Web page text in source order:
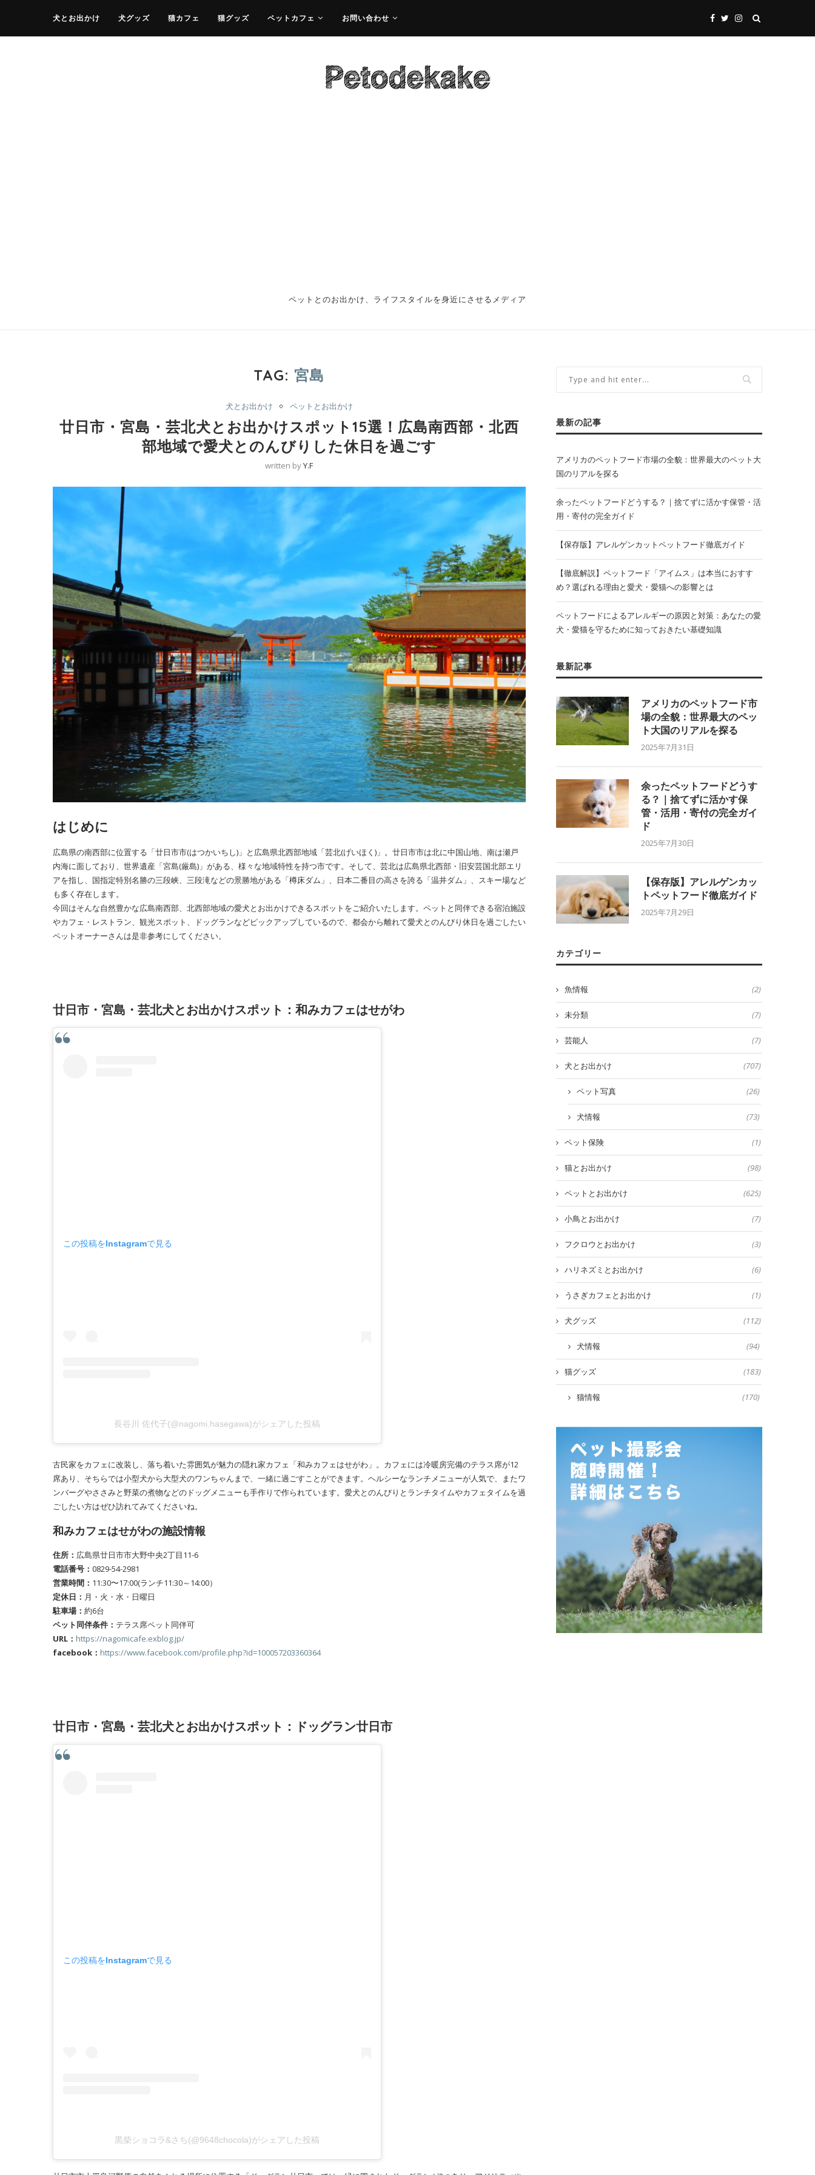
犬とお出かけ 犬グッズ 猫カフェ 猫グッズ ペットカフェ お問い合わせ
ペットとのお出かけ、ライフスタイルを身近にさせるメディア
TAG: 宮島
犬とお出かけ ペットとお出かけ
廿日市・宮島・芸北犬とお出かけスポット15選！広島南西部・北西
部地域で愛犬とのんびりした休日を過ごす
written byY.F
はじめに
広島県の南西部に位置する「廿日市市(はつかいちし)」と広島県北西部地域「芸北(げいほく)」。廿日市市は北に中国山地、南は瀬戸
内海に面しており、世界遺産「宮島(厳島)」がある、様々な地域特性を持つ市です。そして、芸北は広島県北西部・旧安芸国北部エリ
アを指し、国指定特別名勝の三段峡、三段滝などの景勝地がある「樽床ダム」、日本二番目の高さを誇る「温井ダム」、スキー場など
も多く存在します。
今回はそんな自然豊かな広島南西部、北西部地域の愛犬とお出かけできるスポットをご紹介いたします。ペットと同伴できる宿泊施設
やカフェ・レストラン、観光スポット、ドッグランなどピックアップしているので、都会から離れて愛犬とのんびり休日を過ごしたい
ペットオーナーさんは是非参考にしてください。
廿日市・宮島・芸北犬とお出かけスポット：和みカフェはせがわ
この投稿をInstagramで見る
長谷川 佐代子(@nagomi.hasegawa)がシェアした投稿
古民家をカフェに改装し、落ち着いた雰囲気が魅力の隠れ家カフェ「和みカフェはせがわ」。カフェには冷暖房完備のテラス席が12
席あり、そちらでは小型犬から大型犬のワンちゃんまで、一緒に過ごすことができます。ヘルシーなランチメニューが人気で、またワ
ンバーグやささみと野菜の煮物などのドッグメニューも手作りで作られています。愛犬とのんびりとランチタイムやカフェタイムを過
ごしたい方はぜひ訪れてみてくださいね。
和みカフェはせがわの施設情報
住所： 広島県廿日市市大野中央2丁目11-6
電話番号： 0829-54-2981
営業時間： 11:30〜17:00(ランチ11:30～14:00）
定休日： 月・火・水・日曜日
駐車場： 約6台
ペット同伴条件： テラス席ペット同伴可
URL： https://nagomicafe.exblog.jp/
facebook： https://www.facebook.com/profile.php?id=100057203360364
廿日市・宮島・芸北犬とお出かけスポット：ドッグラン廿日市
この投稿をInstagramで見る
黒柴ショコラ&さち(@9648chocola)がシェアした投稿
最新の記事
アメリカのペットフード市場の全貌：世界最大のペット大
国のリアルを探る
余ったペットフードどうする？｜捨てずに活かす保管・活
用・寄付の完全ガイド
【保存版】アレルゲンカットペットフード徹底ガイド
【徹底解説】ペットフード「アイムス」は本当におすす
め？選ばれる理由と愛犬・愛猫への影響とは
ペットフードによるアレルギーの原因と対策：あなたの愛
犬・愛猫を守るために知っておきたい基礎知識
最新記事
アメリカのペットフード市
場の全貌：世界最大のペッ
ト大国のリアルを探る
2025年7月31日
余ったペットフードどうす
る？｜捨てずに活かす保
管・活用・寄付の完全ガイ
ド
2025年7月30日
【保存版】アレルゲンカッ
トペットフード徹底ガイド
2025年7月29日
カテゴリー
魚情報 (2)
未分類 (7)
芸能人 (7)
犬とお出かけ (707)
ペット写真 (26)
犬情報 (73)
ペット保険 (1)
猫とお出かけ (98)
ペットとお出かけ (625)
小鳥とお出かけ (7)
フクロウとお出かけ (3)
ハリネズミとお出かけ (6)
うさぎカフェとお出かけ (1)
犬グッズ (112)
犬情報 (94)
猫グッズ (183)
猫情報 (170)